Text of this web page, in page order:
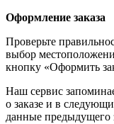
Оформление заказа
Проверьте
выбор
кнопку «Оформить
Наш сервис
о заказе и в
данные предыдущего